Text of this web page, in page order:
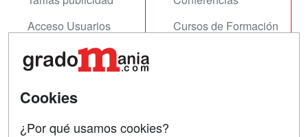
Acceso Usuarios
Acceso Centros
Cursos de Formación
Contactar
Cookies
¿Por qué usamos cookies?